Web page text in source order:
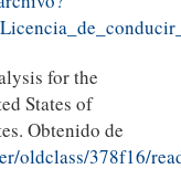
for the
States of
Obtenido de
oldclass/378f16/